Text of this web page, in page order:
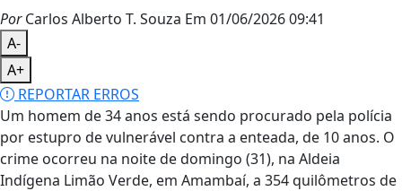
PorCarlos Alberto T. Souza Em 01/06/2026 09:41
A-
A+
REPORTAR ERROS
Um homem de 34 anos está sendo procurado pela polícia
por estupro de vulnerável contra a enteada, de 10 anos. O
crime ocorreu na noite de domingo (31), na Aldeia
Indígena Limão Verde, em Amambaí, a 354 quilômetros de